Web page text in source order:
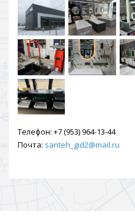
Телефон: +7 (953) 964-13-44
Почта: santeh_gid2@mail.ru